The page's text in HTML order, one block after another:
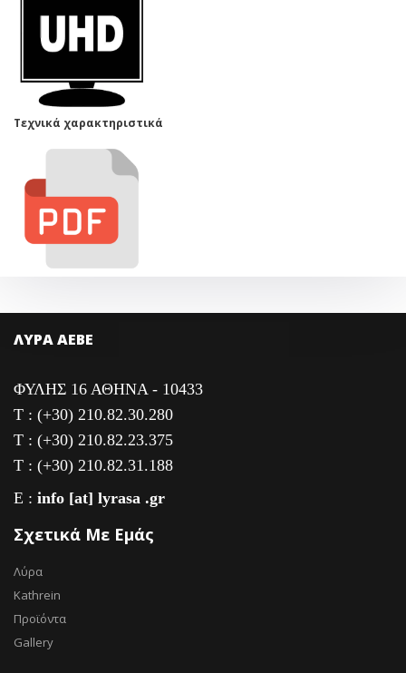
Τεχνικά χαρακτηριστικά
ΛΥΡΑ ΑΕΒΕ
ΦΥΛΗΣ 16 ΑΘΗΝΑ - 10433
T : (+30) 210.82.30.280
T : (+30) 210.82.23.375
T : (+30) 210.82.31.188
E : info [at] lyrasa .gr
Σχετικά Με Εμάς
Λύρα
Kathrein
Προϊόντα
Gallery